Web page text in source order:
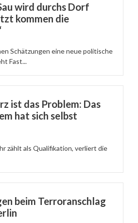
wird durchs Dorf
kommen die
Schätzungen eine neue politische
Fast...
ist das Problem: Das
hat sich selbst
zählt als Qualifikation, verliert die
beim Terroranschlag